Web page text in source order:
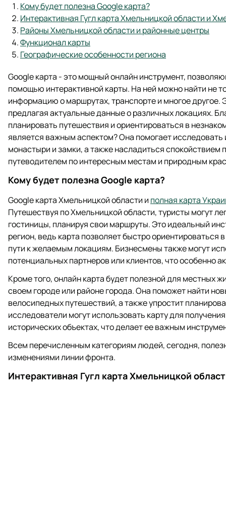
Кому будет полезна Google карта?
Интерактивная Гугл карта Хмельницкой области и
Районы Хмельницкой области и районные центры
Функционал карты
Географические особенности региона
Google карта - это мощный онлайн инструмент,
помощью интерактивной карты. На ней можно найти не
информацию о маршрутах, транспорте и многое другое.
предлагая актуальные данные о различных локациях.
планировать путешествия и ориентироваться в
является важным аспектом? Она помогает
монастыри и замки, а также насладиться
путеводителем по интересным местам и природным
Кому будет полезна Google карта?
Google карта Хмельницкой области и полная карта
Путешествуя по Хмельницкой области, туристы могут
гостиницы, планируя свои маршруты. Это идеальный
регион, ведь карта позволяет быстро
пути к желаемым локациям. Бизнесмены также могут
потенциальных партнеров или клиентов, что особенно
Кроме того, онлайн карта будет полезной для местных
своем городе или районе города. Она поможет найти
велосипедных путешествий, а также упростит
исследователи могут использовать карту для
исторических объектах, что делает ее важным
Всем перечисленным категориям людей, сегодня,
изменениями линии фронта.
Интерактивная Гугл карта Хмельницкой